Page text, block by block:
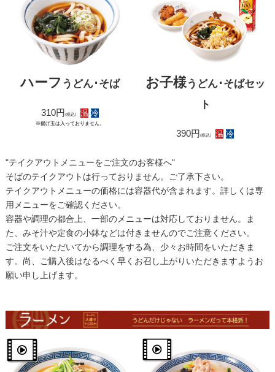
ハーフ うどん･そば
310円(税込) 温 冷
※揚げ玉は入っておりません。
お子様うどん･そばセッ
ト
390円(税込) 温 冷
"テイクアウトメニューをご注文のお客様へ"
そばのテイクアウトは行っておりません。ご了承下さい。
テイクアウトメニューの価格には容器代が含まれます。詳しくは専
用メニューをご確認ください。
容器や調理の都合上、一部のメニューは対応しておりません。ま
た、みそ汁や定食の小鉢などは付きませんのでご注意ください。
ご注文をいただいてから調理をする為、少々お時間をいただきま
す。尚、ご購入後はなるべく早くお召し上がりいただきますようお
願い申し上げます。